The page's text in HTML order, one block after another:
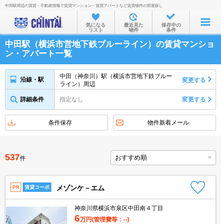
お部屋を探す
沿線・駅から
住所から
家賃相場から
不動産会社から
中田駅周辺の賃貸・不動産情報で賃貸マンション・賃貸アパートなど賃貸物件の部屋探し
気になる
リスト
最近見た
物件
保存中の
条件
中田駅（横浜市営地下鉄ブルーライン）の賃貸マンショ
ン・アパート一覧
沿線・駅
中田（神奈川）駅（横浜市営地下鉄ブルー
ライン）周辺
変更する
詳細条件 指定なし 変更する
条件保存 物件新着メール
537件
PR 賃貸コーポ メゾンケ－エム
神奈川県横浜市泉区中田南４丁目
6万円(管理費等：--)